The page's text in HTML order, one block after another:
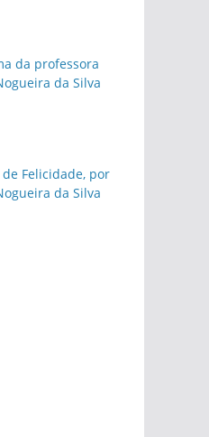
da professora
da Silva
de Felicidade, por
da Silva